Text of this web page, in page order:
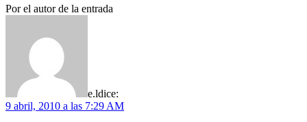
Por el autor de la entrada
e.ldice:
9 abril, 2010 a las 7:29 AM